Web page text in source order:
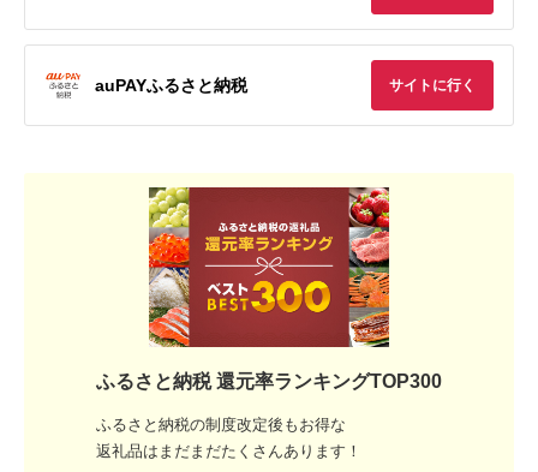
auPAYふるさと納税 サイトに行く
ふるさと納税 還元率ランキングTOP300
ふるさと納税の制度改定後もお得な
返礼品はまだまだたくさんあります！